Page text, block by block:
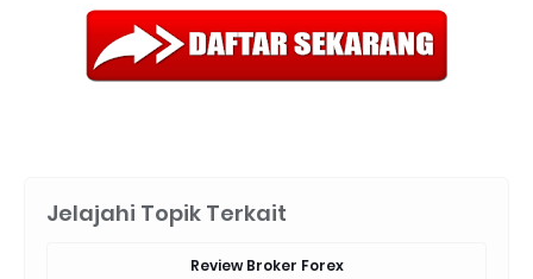
Jelajahi Topik Terkait
Review Broker Forex